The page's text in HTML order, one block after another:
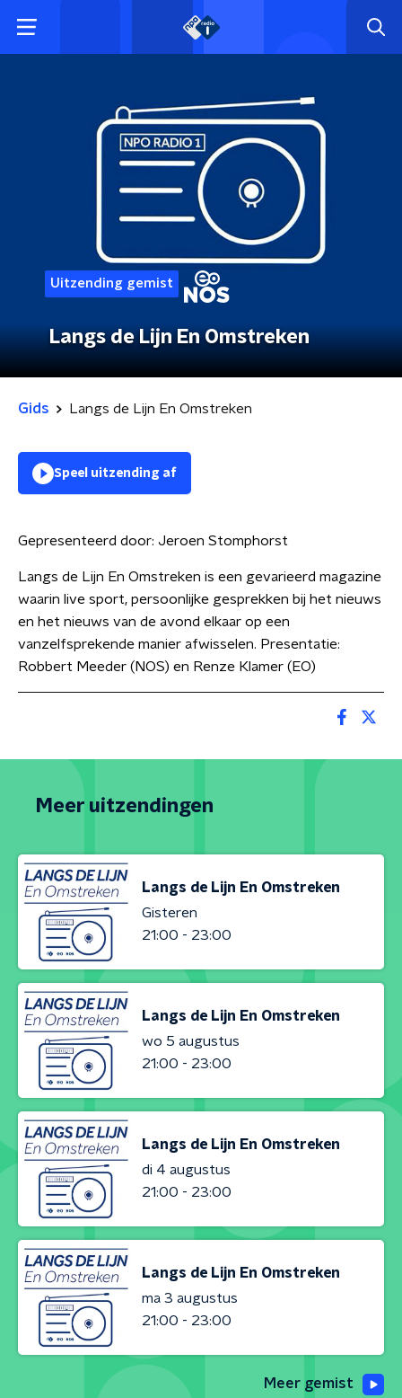
Uitzending gemist
Langs de Lijn En Omstreken
Gids Langs de Lijn En Omstreken
Speel uitzending af
Gepresenteerd door: Jeroen Stomphorst
Langs de Lijn En Omstreken is een gevarieerd magazine
waarin live sport, persoonlijke gesprekken bij het nieuws
en het nieuws van de avond elkaar op een
vanzelfsprekende manier afwisselen. Presentatie:
Robbert Meeder (NOS) en Renze Klamer (EO)
Meer uitzendingen
Langs de Lijn En Omstreken
Gisteren
21:00 - 23:00
Langs de Lijn En Omstreken
wo 5 augustus
21:00 - 23:00
Langs de Lijn En Omstreken
di 4 augustus
21:00 - 23:00
Langs de Lijn En Omstreken
ma 3 augustus
21:00 - 23:00
Meer gemist